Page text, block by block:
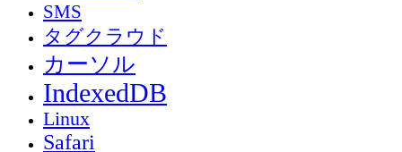
SMS
タグクラウド
カーソル
IndexedDB
Linux
Safari